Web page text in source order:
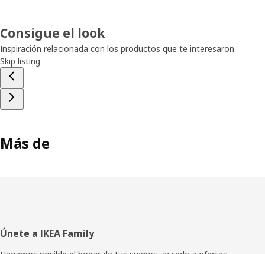
Consigue el look
Inspiración relacionada con los productos que te interesaron
Skip listing
Más de
Pie
Únete a IKEA Family